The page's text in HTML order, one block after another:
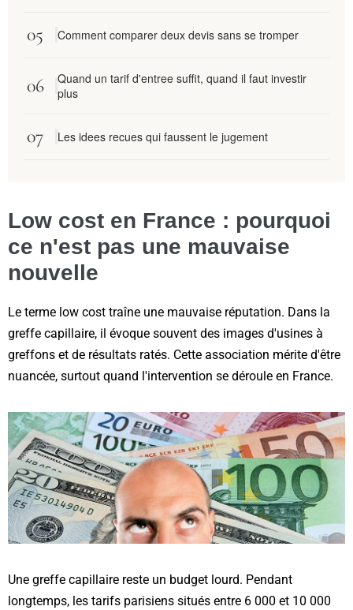
Comment comparer deux devis sans se tromper
Quand un tarif d'entree suffit, quand il faut investir
plus
Les idees recues qui faussent le jugement
Low cost en France : pourquoi
ce n'est pas une mauvaise
nouvelle
Le terme low cost traîne une mauvaise réputation. Dans la
greffe capillaire, il évoque souvent des images d'usines à
greffons et de résultats ratés. Cette association mérite d'être
nuancée, surtout quand l'intervention se déroule en France.
Une greffe capillaire reste un budget lourd. Pendant
longtemps, les tarifs parisiens situés entre 6 000 et 10 000